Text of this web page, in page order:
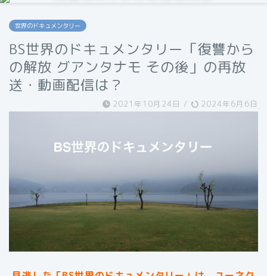
世界のドキュメンタリー
BS世界のドキュメンタリー「復讐から
の解放 グアンタナモ その後」の再放
送・動画配信は？
2021年10月24日 / 2024年6月6日